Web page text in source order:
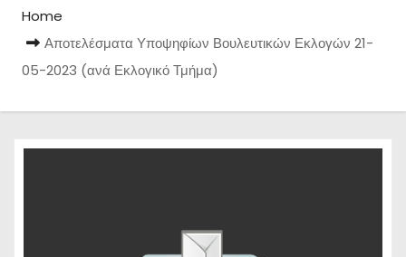
Home
Αποτελέσματα Υποψηφίων Βουλευτικών Εκλογών 21-
05-2023 (ανά Εκλογικό Τμήμα)